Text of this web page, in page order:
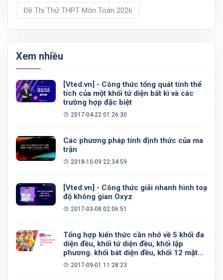
Đề Thi Thử THPT Môn Toán 2026
Xem nhiều
[Vted.vn] - Công thức tổng quát tính thể
tích của một khối tứ diện bất kì và các
trường hợp đặc biệt
2017-04-22 01:26:30
Các phương pháp tính định thức của ma
trận
2018-10-09 22:34:59
[Vted.vn] - Công thức giải nhanh hình toạ
độ không gian Oxyz
2017-03-08 02:06:51
Tổng hợp kiến thức cần nhớ về 5 khối đa
diện đều, khối tứ diện đều, khối lập
phương. khối bát diện đều, khối 12 mặt
đều, khối 20 mặt đều
2017-09-01 11:28:23